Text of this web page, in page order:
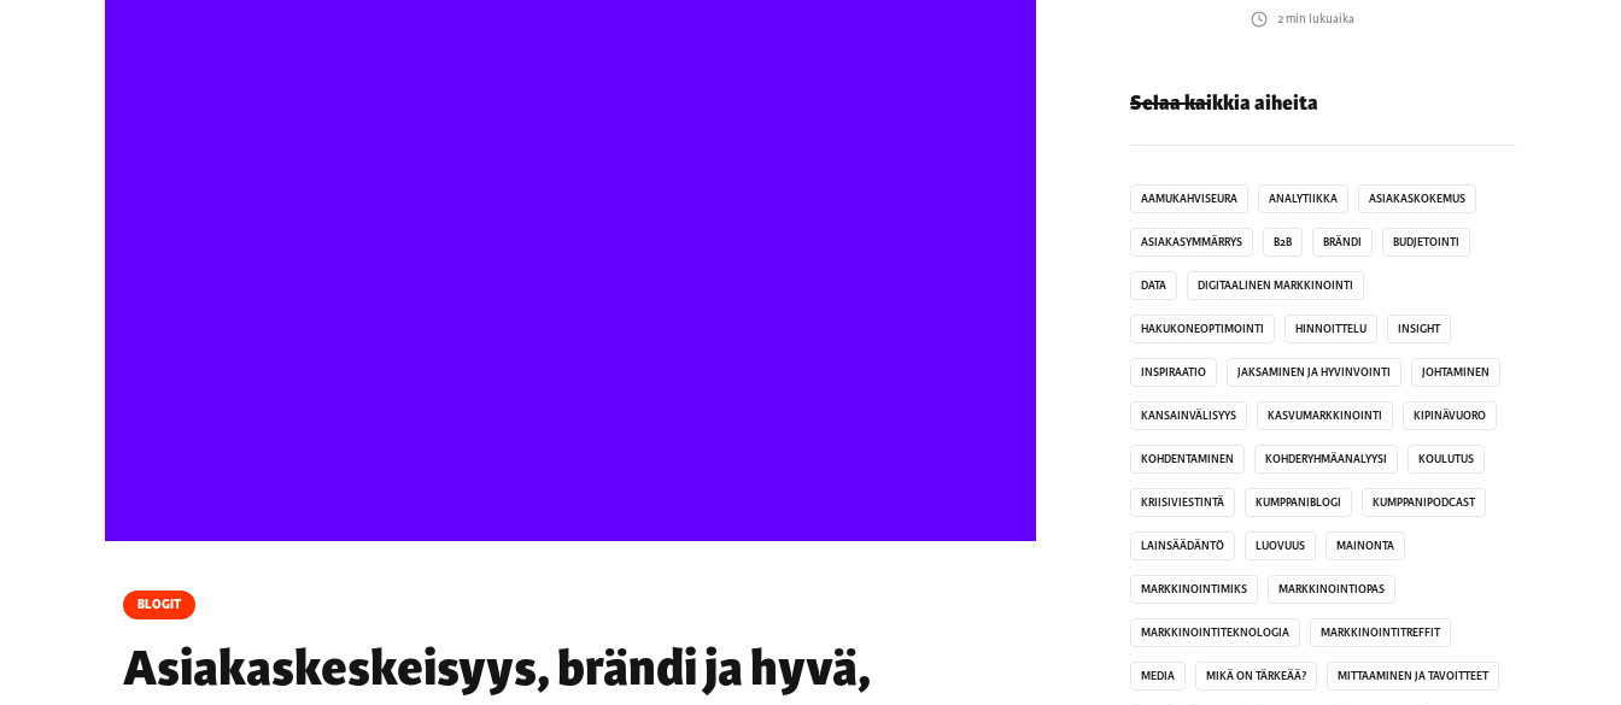
BLOGIT
Asiakaskeskeisyys, brändi ja hyvä,
2min lukuaika
Selaa kaikkia aiheita
AAMUKAHVISEURA ANALYTIIKKA ASIAKASKOKEMUS
ASIAKASYMMÄRRYS B2B BRÄNDI BUDJETOINTI
DATA DIGITAALINEN MARKKINOINTI
HAKUKONEOPTIMOINTI HINNOITTELU INSIGHT
INSPIRAATIO JAKSAMINEN JA HYVINVOINTI JOHTAMINEN
KANSAINVÄLISYYS KASVUMARKKINOINTI KIPINÄVUORO
KOHDENTAMINEN KOHDERYHMÄANALYYSI KOULUTUS
KRIISIVIESTINTÄ KUMPPANIBLOGI KUMPPANIPODCAST
LAINSÄÄDÄNTÖ LUOVUUS MAINONTA
MARKKINOINTIMIKS MARKKINOINTIOPAS
MARKKINOINTITEKNOLOGIA MARKKINOINTITREFFIT
MEDIA MIKÄ ON TÄRKEÄÄ? MITTAAMINEN JA TAVOITTEET